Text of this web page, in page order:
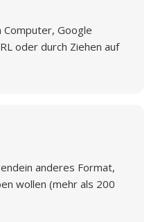
Computer, Google
oder durch Ziehen auf
anderes Format,
wollen (mehr als 200